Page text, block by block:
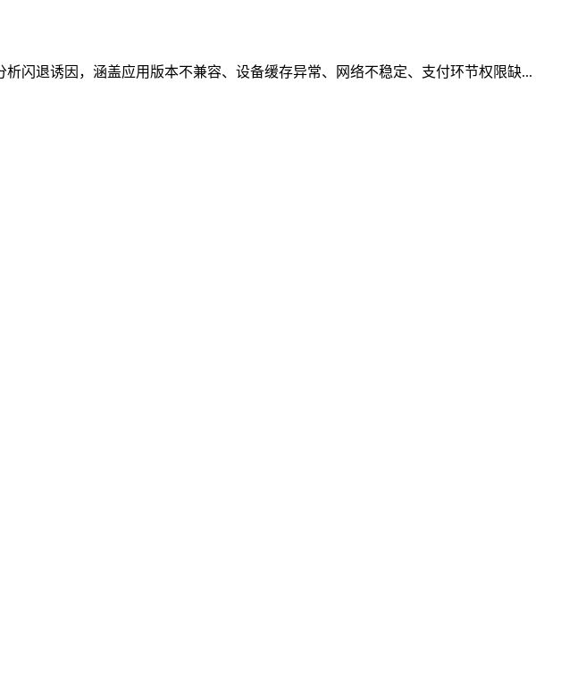
闪退诱因，涵盖应用版本不兼容、设备缓存异常、网络不稳定、支付环节权限缺...